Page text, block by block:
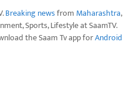
Breaking newsfrom Maharashtra,
Sports, Lifestyle at SaamTV.
the Saam Tv app forAndroid